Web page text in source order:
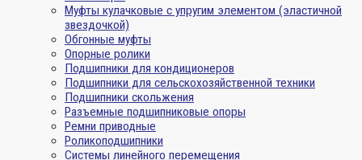
Муфты кулачковые с упругим элементом (эластичной
звездочкой)
Обгонные муфты
Опорные ролики
Подшипники для кондиционеров
Подшипники для сельскохозяйственной техники
Подшипники скольжения
Разъемные подшипниковые опоры
Ремни приводные
Роликоподшипники
Системы линейного перемещения